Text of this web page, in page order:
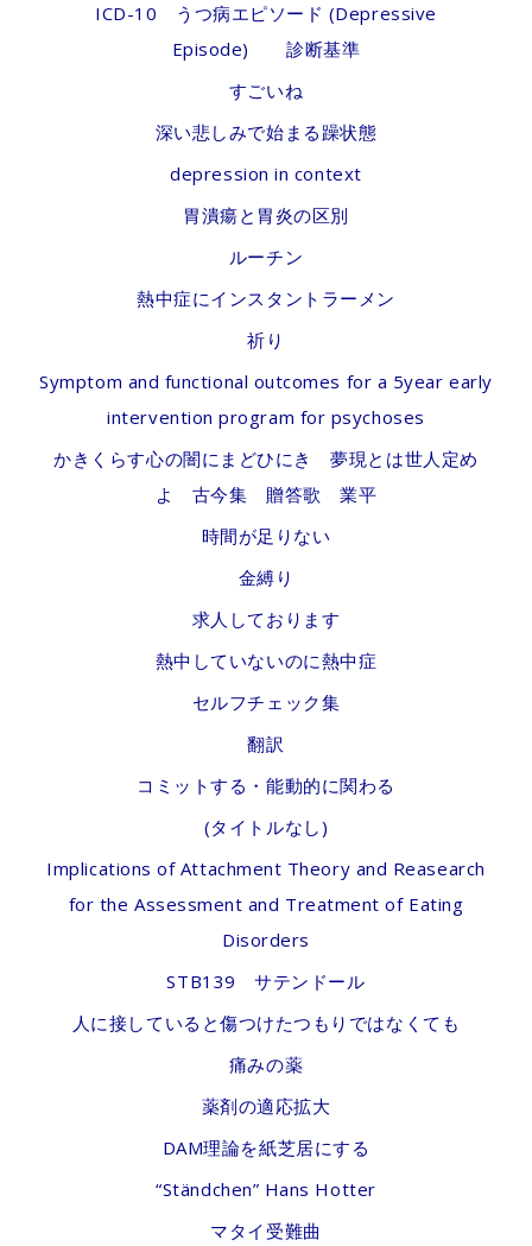
ICD-10 うつ病エピソード (Depressive
Episode) 診断基準
すごいね
深い悲しみで始まる躁状態
depression in context
胃潰瘍と胃炎の区別
ルーチン
熱中症にインスタントラーメン
祈り
Symptom and functional outcomes for a 5year early
intervention program for psychoses
かきくらす心の闇にまどひにき 夢現とは世人定め
よ 古今集 贈答歌 業平
時間が足りない
金縛り
求人しております
熱中していないのに熱中症
セルフチェック集
翻訳
コミットする・能動的に関わる
(タイトルなし)
Implications of Attachment Theory and Reasearch
for the Assessment and Treatment of Eating
Disorders
STB139 サテンドール
人に接していると傷つけたつもりではなくても
痛みの薬
薬剤の適応拡大
DAM理論を紙芝居にする
“Ständchen” Hans Hotter
マタイ受難曲